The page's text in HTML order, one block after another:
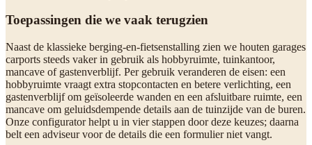
Toepassingen die we vaak terugzien
Naast de klassieke berging-en-fietsenstalling zien we houten garages
carports steeds vaker in gebruik als hobbyruimte, tuinkantoor,
mancave of gastenverblijf. Per gebruik veranderen de eisen: een
hobbyruimte vraagt extra stopcontacten en betere verlichting, een
gastenverblijf om geïsoleerde wanden en een afsluitbare ruimte, een
mancave om geluidsdempende details aan de tuinzijde van de buren.
Onze configurator helpt u in vier stappen door deze keuzes; daarna
belt een adviseur voor de details die een formulier niet vangt.